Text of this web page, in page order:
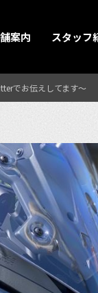
案内 スタッフ
でお伝えしてます〜